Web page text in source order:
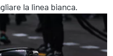
la linea bianca.